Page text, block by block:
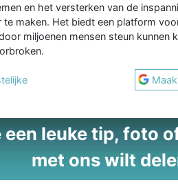
en het versterken van de
te maken. Het biedt een platform
miljoenen mensen steun kunnen
een leuke tip, foto
met ons wilt